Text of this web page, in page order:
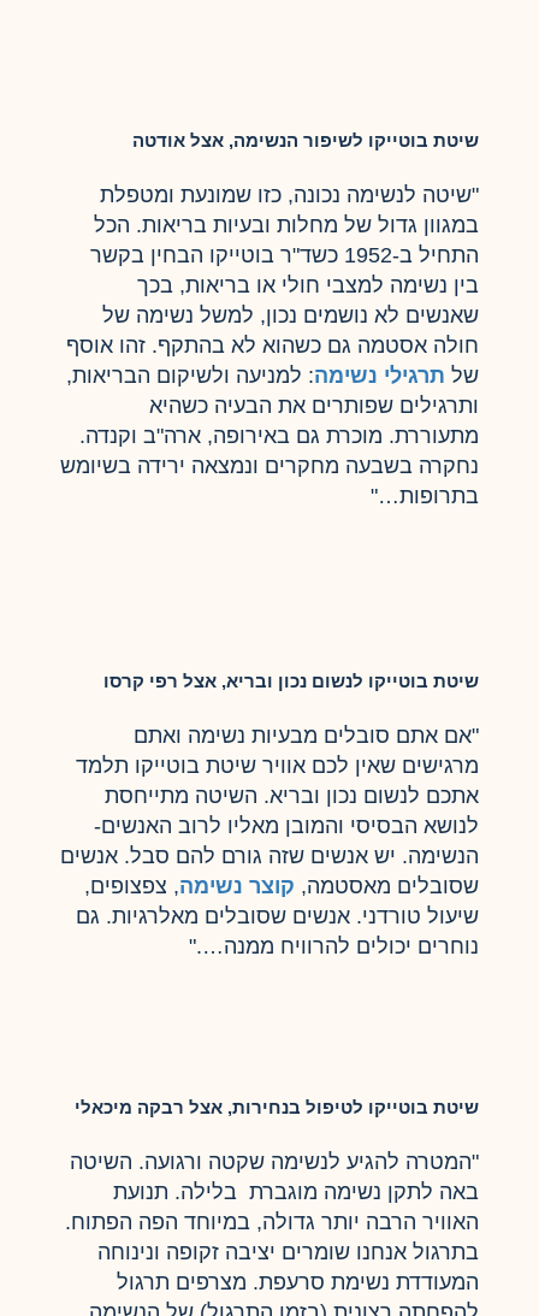
שיטת בוטייקו לשיפור הנשימה, אצל אודטה
"שיטה לנשימה נכונה, כזו שמונעת ומטפלת
במגוון גדול של מחלות ובעיות בריאות. הכל
התחיל ב-1952 כשד"ר בוטייקו הבחין בקשר
בין נשימה למצבי חולי או בריאות, בכך
שאנשים לא נושמים נכון, למשל נשימה של
חולה אסטמה גם כשהוא לא בהתקף. זהו אוסף
של תרגילי נשימה: למניעה ולשיקום הבריאות,
ותרגילים שפותרים את הבעיה כשהיא
מתעוררת. מוכרת גם באירופה, ארה"ב וקנדה.
נחקרה בשבעה מחקרים ונמצאה ירידה בשיומש
בתרופות…"
שיטת בוטייקו לנשום נכון ובריא, אצל רפי קרסו
"אם אתם סובלים מבעיות נשימה ואתם
מרגישים שאין לכם אוויר שיטת בוטייקו תלמד
אתכם לנשום נכון ובריא. השיטה מתייחסת
לנושא הבסיסי והמובן מאליו לרוב האנשים-
הנשימה. יש אנשים שזה גורם להם סבל. אנשים
שסובלים מאסטמה, קוצר נשימה, צפצופים,
שיעול טורדני. אנשים שסובלים מאלרגיות. גם
נוחרים יכולים להרוויח ממנה…."
שיטת בוטייקו לטיפול בנחירות, אצל רבקה מיכאלי
"המטרה להגיע לנשימה שקטה ורגועה. השיטה
באה לתקן נשימה מוגברת בלילה. תנועת
האוויר הרבה יותר גדולה, במיוחד הפה הפתוח.
בתרגול אנחנו שומרים יציבה זקופה ונינוחה
המעודדת נשימת סרעפת. מצרפים תרגול